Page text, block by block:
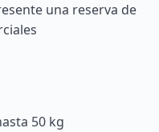
una reserva de
50 kg